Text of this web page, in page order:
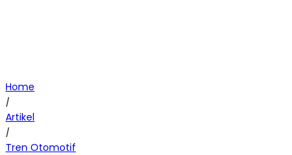
Home
/
Artikel
/
Tren Otomotif